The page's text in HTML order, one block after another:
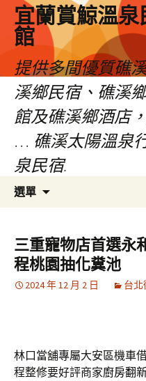
宜蘭賞鯨溫
館
提供多間優質礁
溪鄉民宿、礁溪
館及礁溪鄉酒店
… 礁溪太陽溫泉
泉民宿.
選單
要
內
容
三重寵物店首選永
程桃園抽化糞池
2024 年 12 月 2 日 台北
林口當舖專屬大安區機車
程整修要好評商家廚房翻